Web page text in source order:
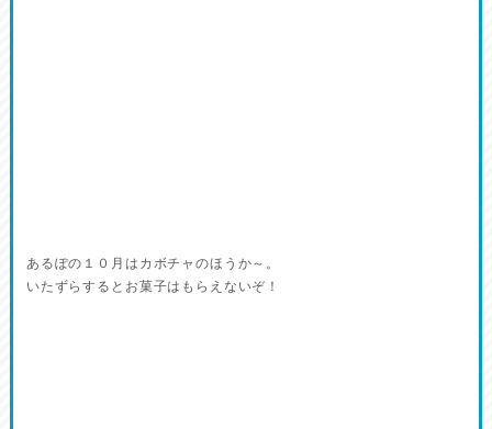
あるぽの１０月はカボチャのほうか～。
いたずらするとお菓子はもらえないぞ！